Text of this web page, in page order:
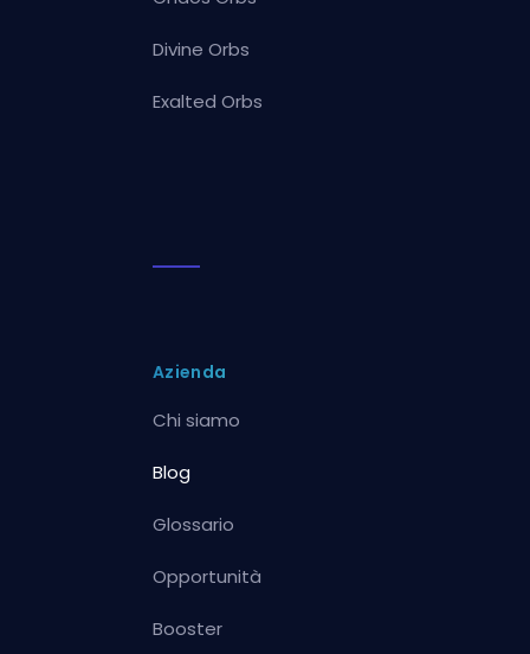
Divine Orbs
Exalted Orbs
Azienda
Chi siamo
Blog
Glossario
Opportunità
Booster